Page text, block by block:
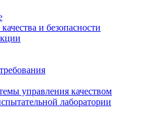
и безопасности
управления качеством
лаборатории